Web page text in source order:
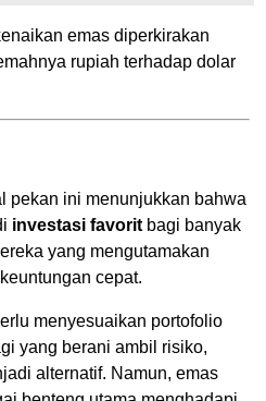
emas diperkirakan
rupiah terhadap dolar
pekan ini menunjukkan bahwa
investasi favorit bagi banyak
yang mengutamakan
cepat.
menyesuaikan portofolio
yang berani ambil risiko,
alternatif. Namun, emas